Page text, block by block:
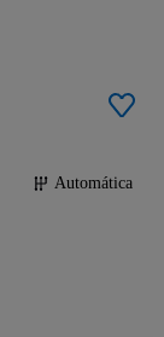
Automática